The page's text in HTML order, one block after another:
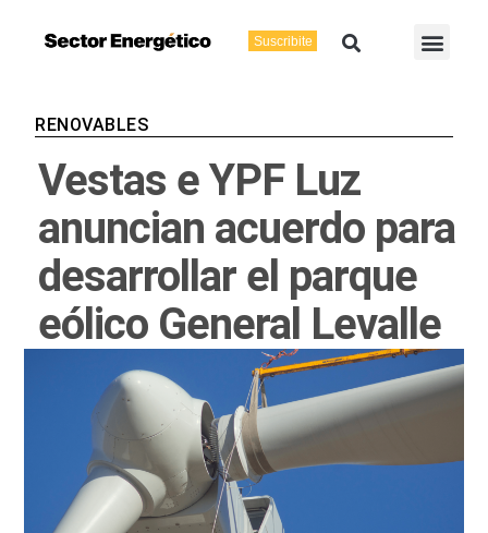
Suscribite Buscar
RENOVABLES
Vestas e YPF Luz
anuncian acuerdo para
desarrollar el parque
eólico General Levalle